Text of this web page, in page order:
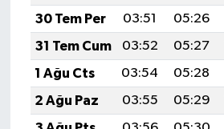
30 Tem Per
03:51 05:26
31 Tem Cum
03:52 05:27
1 Ağu Cts
03:54 05:28
2 Ağu Paz
03:55 05:29